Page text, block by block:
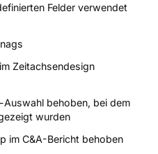
Felder verwendet
Zeitachsendesign
Auswahl behoben, bei dem
wurden
im C&A-Bericht behoben